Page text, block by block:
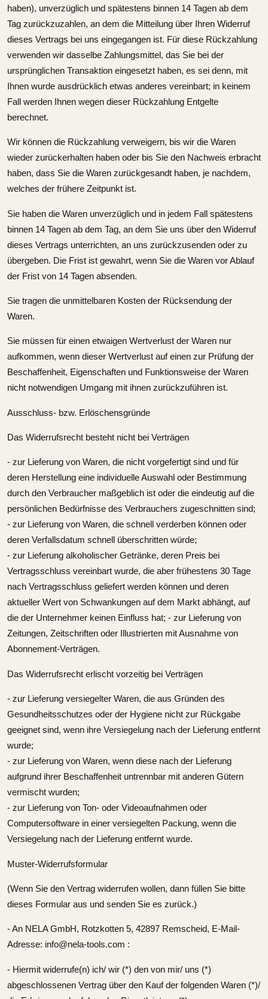
haben), unverzüglich und spätestens binnen 14 Tagen ab dem
Tag zurückzuzahlen, an dem die Mitteilung über Ihren Widerruf
dieses Vertrags bei uns eingegangen ist. Für diese Rückzahlung
verwenden wir dasselbe Zahlungsmittel, das Sie bei der
ursprünglichen Transaktion eingesetzt haben, es sei denn, mit
Ihnen wurde ausdrücklich etwas anderes vereinbart; in keinem
Fall werden Ihnen wegen dieser Rückzahlung Entgelte
berechnet.
Wir können die Rückzahlung verweigern, bis wir die Waren
wieder zurückerhalten haben oder bis Sie den Nachweis erbracht
haben, dass Sie die Waren zurückgesandt haben, je nachdem,
welches der frühere Zeitpunkt ist.
Sie haben die Waren unverzüglich und in jedem Fall spätestens
binnen 14 Tagen ab dem Tag, an dem Sie uns über den Widerruf
dieses Vertrags unterrichten, an uns zurückzusenden oder zu
übergeben. Die Frist ist gewahrt, wenn Sie die Waren vor Ablauf
der Frist von 14 Tagen absenden.
Sie tragen die unmittelbaren Kosten der Rücksendung der
Waren.
Sie müssen für einen etwaigen Wertverlust der Waren nur
aufkommen, wenn dieser Wertverlust auf einen zur Prüfung der
Beschaffenheit, Eigenschaften und Funktionsweise der Waren
nicht notwendigen Umgang mit ihnen zurückzuführen ist.
Ausschluss- bzw. Erlöschensgründe
Das Widerrufsrecht besteht nicht bei Verträgen
- zur Lieferung von Waren, die nicht vorgefertigt sind und für
deren Herstellung eine individuelle Auswahl oder Bestimmung
durch den Verbraucher maßgeblich ist oder die eindeutig auf die
persönlichen Bedürfnisse des Verbrauchers zugeschnitten sind;
- zur Lieferung von Waren, die schnell verderben können oder
deren Verfallsdatum schnell überschritten würde;
- zur Lieferung alkoholischer Getränke, deren Preis bei
Vertragsschluss vereinbart wurde, die aber frühestens 30 Tage
nach Vertragsschluss geliefert werden können und deren
aktueller Wert von Schwankungen auf dem Markt abhängt, auf
die der Unternehmer keinen Einfluss hat; - zur Lieferung von
Zeitungen, Zeitschriften oder Illustrierten mit Ausnahme von
Abonnement-Verträgen.
Das Widerrufsrecht erlischt vorzeitig bei Verträgen
- zur Lieferung versiegelter Waren, die aus Gründen des
Gesundheitsschutzes oder der Hygiene nicht zur Rückgabe
geeignet sind, wenn ihre Versiegelung nach der Lieferung entfernt
wurde;
- zur Lieferung von Waren, wenn diese nach der Lieferung
aufgrund ihrer Beschaffenheit untrennbar mit anderen Gütern
vermischt wurden;
- zur Lieferung von Ton- oder Videoaufnahmen oder
Computersoftware in einer versiegelten Packung, wenn die
Versiegelung nach der Lieferung entfernt wurde.
Muster-Widerrufsformular
(Wenn Sie den Vertrag widerrufen wollen, dann füllen Sie bitte
dieses Formular aus und senden Sie es zurück.)
- An NELA GmbH, Rotzkotten 5, 42897 Remscheid, E-Mail-
Adresse: info@nela-tools.com :
- Hiermit widerrufe(n) ich/ wir (*) den von mir/ uns (*)
abgeschlossenen Vertrag über den Kauf der folgenden Waren (*)/